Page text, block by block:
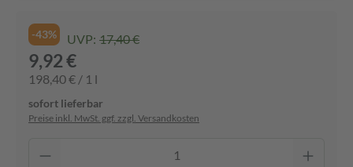
-43% UVP: 17,40 €
9,92 €
198,40 € / 1 l
sofort lieferbar
Preise inkl. MwSt. ggf. zzgl. Versandkosten